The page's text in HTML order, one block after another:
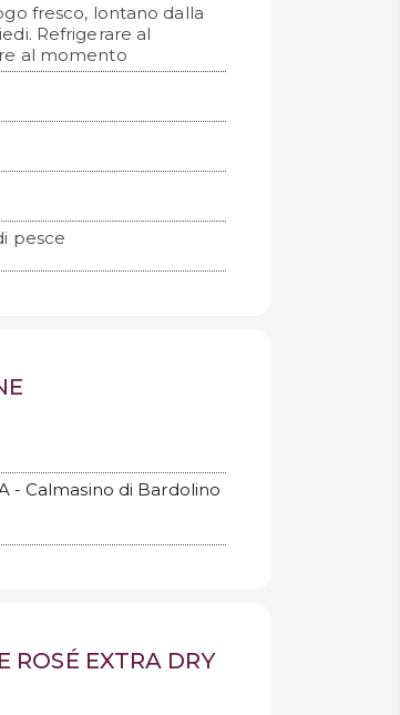
fresco, lontano dalla
Refrigerare al
al momento
pesce
- Calmasino di Bardolino
ROSÉ EXTRA DRY